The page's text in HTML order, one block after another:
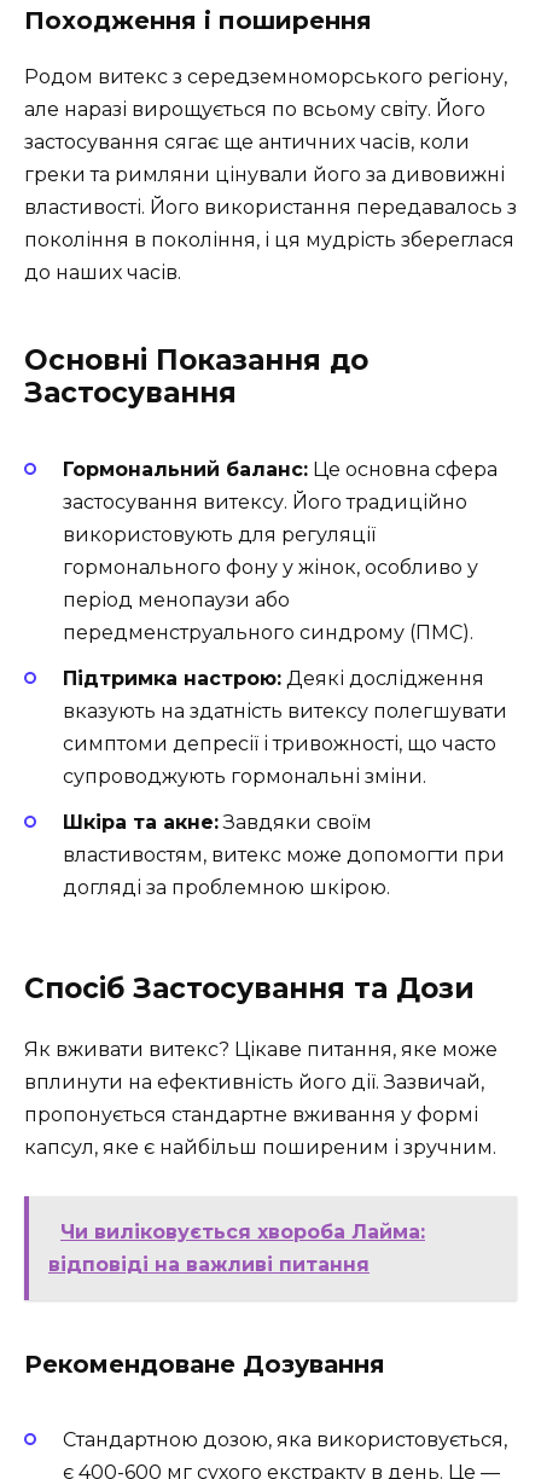
Походження і поширення
Родом витекс з середземноморського регіону,
але наразі вирощується по всьому світу. Його
застосування сягає ще античних часів, коли
греки та римляни цінували його за дивовижні
властивості. Його використання передавалось з
покоління в покоління, і ця мудрість збереглася
до наших часів.
Основні Показання до
Застосування
Гормональний баланс: Це основна сфера
застосування витексу. Його традиційно
використовують для регуляції
гормонального фону у жінок, особливо у
період менопаузи або
передменструального синдрому (ПМС).
Підтримка настрою: Деякі дослідження
вказують на здатність витексу полегшувати
симптоми депресії і тривожності, що часто
супроводжують гормональні зміни.
Шкіра та акне:Завдяки своїм
властивостям, витекс може допомогти при
догляді за проблемною шкірою.
Спосіб Застосування та Дози
Як вживати витекс? Цікаве питання, яке може
вплинути на ефективність його дії. Зазвичай,
пропонується стандартне вживання у формі
капсул, яке є найбільш поширеним і зручним.
Чи виліковується хвороба Лайма:
відповіді на важливі питання
Рекомендоване Дозування
Стандартною дозою, яка використовується,
є 400-600 мг сухого екстракту в день. Це —